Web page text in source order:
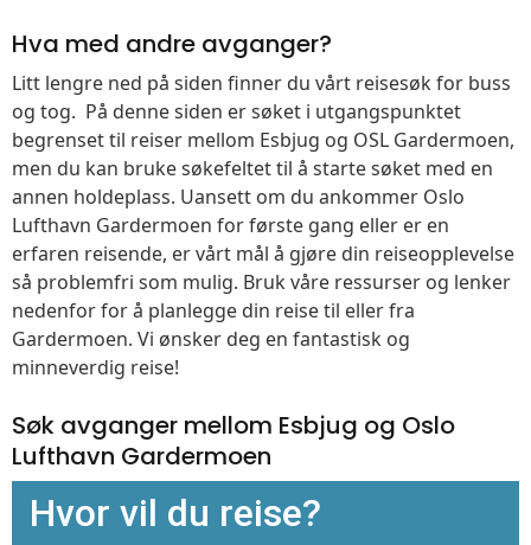
Hva med andre avganger?
Litt lengre ned på siden finner du vårt reisesøk for buss
og tog. På denne siden er søket i utgangspunktet
begrenset til reiser mellom Esbjug og OSL Gardermoen,
men du kan bruke søkefeltet til å starte søket med en
annen holdeplass. Uansett om du ankommer Oslo
Lufthavn Gardermoen for første gang eller er en
erfaren reisende, er vårt mål å gjøre din reiseopplevelse
så problemfri som mulig. Bruk våre ressurser og lenker
nedenfor for å planlegge din reise til eller fra
Gardermoen. Vi ønsker deg en fantastisk og
minneverdig reise!
Søk avganger mellom Esbjug og Oslo
Lufthavn Gardermoen
Hvor vil du reise?